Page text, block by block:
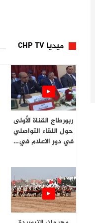
ميديا CHP TV
ربورطاج القناة الأولى
حول اللقاء التواصلي
في دور الاعلام في…